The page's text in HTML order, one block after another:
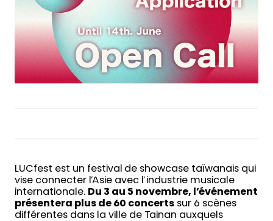
LUCfest est un festival de showcase taïwanais qui
vise connecter l’Asie avec l’industrie musicale
internationale. Du 3 au 5 novembre, l’événement
présentera plus de 60 concerts sur 6 scènes
différentes dans la ville de Tainan auxquels